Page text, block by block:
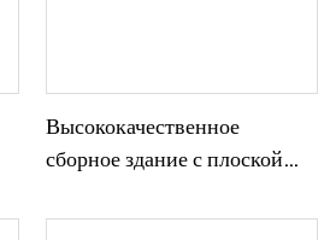
Высококачественное
сборное здание с плоской
дом для офиса и совещаний